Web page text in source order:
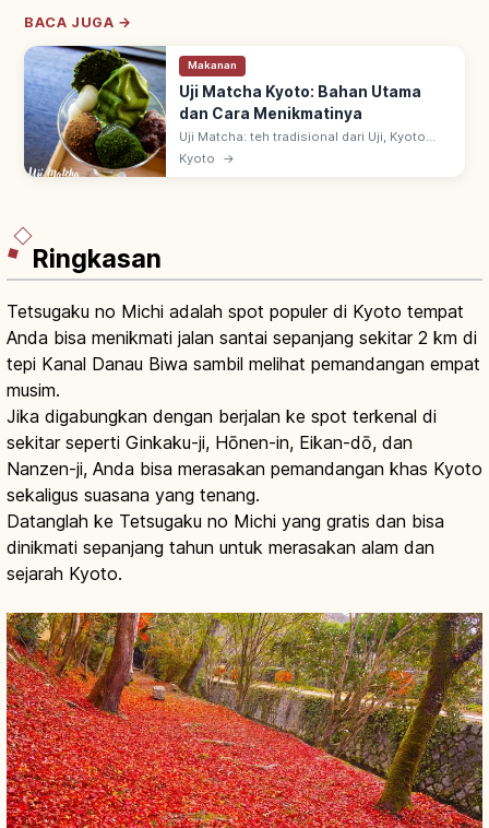
BACA JUGA →
Makanan
Uji Matcha Kyoto: Bahan Utama
dan Cara Menikmatinya
Uji Matcha: teh tradisional dari Uji, Kyoto
selatan—salah satu 3 teh utama Jepang.
Asal era Kamakura ~1191 via benih dari
Kyoto →
Ringkasan
Tetsugaku no Michi adalah spot populer di Kyoto tempat
Anda bisa menikmati jalan santai sepanjang sekitar 2 km di
tepi Kanal Danau Biwa sambil melihat pemandangan empat
musim.
Jika digabungkan dengan berjalan ke spot terkenal di
sekitar seperti Ginkaku-ji, Hōnen-in, Eikan-dō, dan
Nanzen-ji, Anda bisa merasakan pemandangan khas Kyoto
sekaligus suasana yang tenang.
Datanglah ke Tetsugaku no Michi yang gratis dan bisa
dinikmati sepanjang tahun untuk merasakan alam dan
sejarah Kyoto.